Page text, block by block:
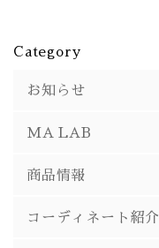
Category
お知らせ
MA LAB
商品情報
コーディネート紹介